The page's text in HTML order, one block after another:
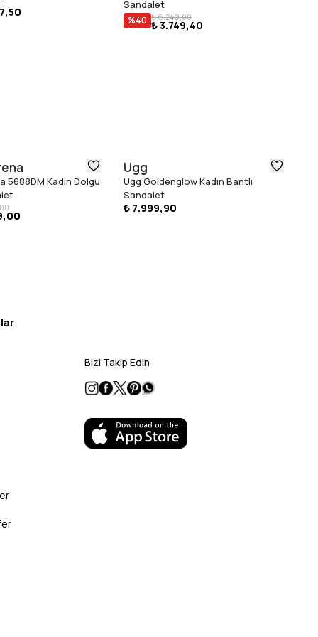
Sandalet
%40 ₺ 6.249,00
₺ 3.749,40
5688DM Kadın Dolgu
Ugg
Ugg Goldenglow Kadın Bantlı
Sandalet
₺ 7.999,90
Bizi Takip Edin